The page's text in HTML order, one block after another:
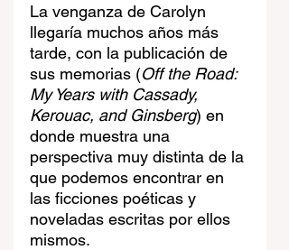
La venganza de Carolyn
llegaría muchos años más
tarde, con la publicación de
sus memorias (Off the Road:
My Years with Cassady,
Kerouac, and Ginsberg) en
donde muestra una
perspectiva muy distinta de la
que podemos encontrar en
las ficciones poéticas y
noveladas escritas por ellos
mismos.